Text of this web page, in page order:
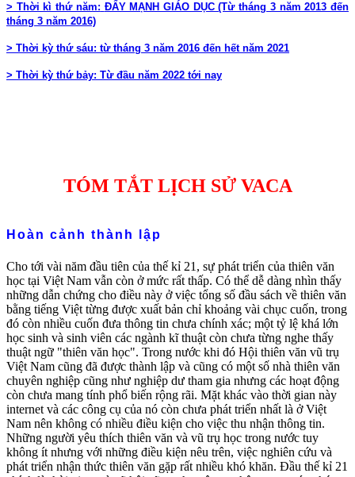
> Thời kì thứ năm: ĐẨY MẠNH GIÁO DỤC (Từ tháng 3 năm 2013 đến
tháng 3 năm 2016)
> Thời kỳ thứ sáu: từ tháng 3 năm 2016 đến hết năm 2021
> Thời kỳ thứ bảy: Từ đầu năm 2022 tới nay
TÓM TẮT LỊCH SỬ VACA
Hoàn cảnh thành lập
Cho tới vài năm đầu tiên của thế kỉ 21, sự phát triển của thiên văn
học tại Việt Nam vẫn còn ở mức rất thấp. Có thể dễ dàng nhìn thấy
những dẫn chứng cho điều này ở việc tổng số đầu sách về thiên văn
bằng tiếng Việt từng được xuất bản chỉ khoảng vài chục cuốn, trong
đó còn nhiều cuốn đưa thông tin chưa chính xác; một tỷ lệ khá lớn
học sinh và sinh viên các ngành kĩ thuật còn chưa từng nghe thấy
thuật ngữ "thiên văn học". Trong nước khi đó Hội thiên văn vũ trụ
Việt Nam cũng đã được thành lập và cũng có một số nhà thiên văn
chuyên nghiệp cũng như nghiệp dư tham gia nhưng các hoạt động
còn chưa mang tính phổ biến rộng rãi. Mặt khác vào thời gian này
internet và các công cụ của nó còn chưa phát triển nhất là ở Việt
Nam nên không có nhiều điều kiện cho việc thu nhận thông tin.
Những người yêu thích thiên văn và vũ trụ học trong nước tuy
không ít nhưng với những điều kiện nêu trên, việc nghiên cứu và
phát triển nhận thức thiên văn gặp rất nhiều khó khăn. Đầu thế kỉ 21